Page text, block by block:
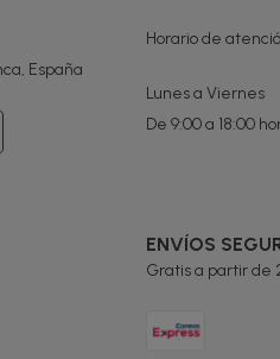
España
Horario de
Lunes a Viernes
De 9:00 a 18:00
ENVÍOS
Gratis a partir de